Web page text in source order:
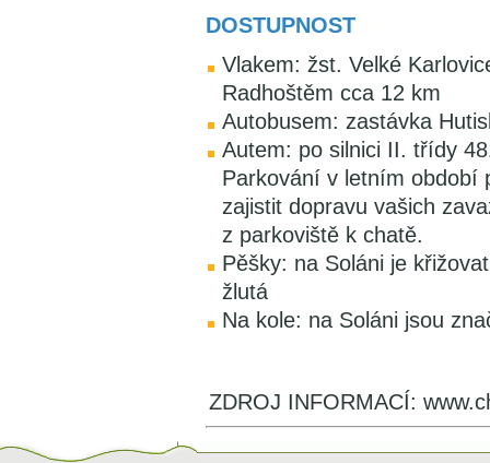
DOSTUPNOST
Vlakem: žst. Velké
Radhoštěm cca 12 km
Autobusem: zastávka
Autem: po silnici II. třídy
Parkování v letním období
zajistit dopravu vašich
z parkoviště k chatě.
Pěšky: na Soláni je
žlutá
Na kole: na Soláni jsou
ZDROJ INFORMACÍ: